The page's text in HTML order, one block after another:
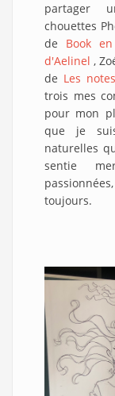
partager
chouettes
de Book
d'Aelinel ,
de Les
trois mes
pour mon
que je
naturelles
sentie
toujours.